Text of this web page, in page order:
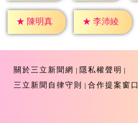
★ 陳明真 ★ 李沛綾
關於三立新聞網
隱私權聲明
三立新聞自律守則
合作提案窗口